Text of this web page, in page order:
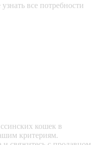
все потребности
кошек в
критериям.